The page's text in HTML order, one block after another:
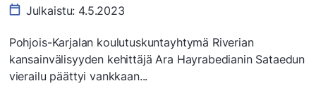
Julkaistu: 4.5.2023
Pohjois-Karjalan koulutuskuntayhtymä Riverian
kansainvälisyyden kehittäjä Ara Hayrabedianin Sataedun
vierailu päättyi vankkaan...